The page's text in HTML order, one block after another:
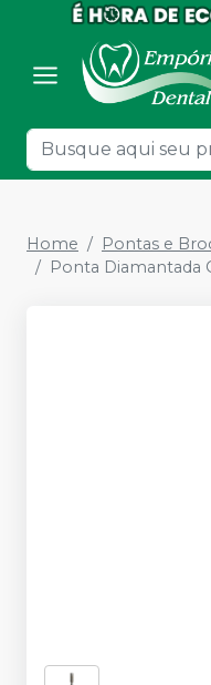
Home Pontas e
Ponta Diamantada